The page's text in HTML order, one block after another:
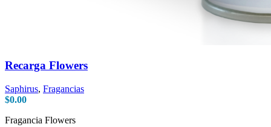
Recarga Flowers
Saphirus, Fragancias
$0.00
Fragancia Flowers